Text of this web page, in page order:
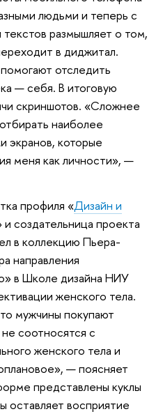
людьми и теперь с
размышляет о том,
в диджитал.
отследить
— себя. В итоговую
скриншотов. «Сложнее
наиболее
экранов, которые
меня как личности», —
профиля «Дизайн и
и создательница проекта
в коллекцию Пьера-
направления
в Школе дизайна НИУ
женского тела.
мужчины покупают
соотносятся с
женского тела и
— поясняет
представлены куклы
оставляет восприятие